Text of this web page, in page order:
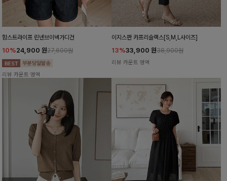
함스트라이프 린넨브이넥가디건
10%24,900 원27,600원
리뷰 카운트 영역
이지스판 카프리슬랙스[S,M,L사이즈]
13%33,900 원38,900원
리뷰 카운트 영역